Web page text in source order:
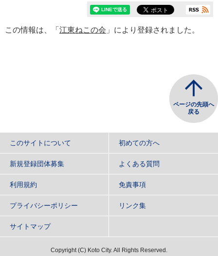
この情報は、「 江東ねこの会 」により登録されました。
ページの先頭へ
戻る
このサイトについて 初めての方へ
新規登録団体募集 よくある質問
利用規約 免責事項
プライバシーポリシー リンク集
サイトマップ
Copyright(C) Koto City. All Rights Reserved.